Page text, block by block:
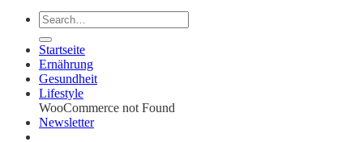
Startseite
Ernährung
Gesundheit
Lifestyle
WooCommerce not Found
Newsletter